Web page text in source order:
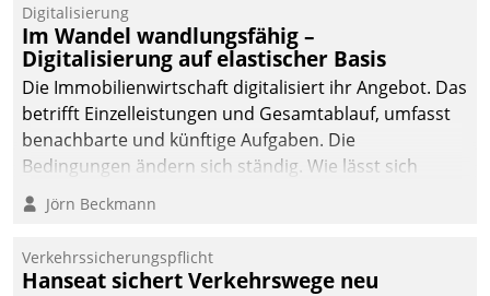
Digitalisierung
Im Wandel wandlungsfähig –
Digitalisierung auf elastischer Basis
Die Immobilienwirtschaft digitalisiert ihr Angebot. Das
betrifft Einzelleistungen und Gesamtablauf, umfasst
benachbarte und künftige Aufgaben. Die
Bedingungen ändern sich ständig. Wie lässt sich
technisch die Kontrolle wahren und zugleich Freiraum
fürs Wachsen öffnen?
Jörn Beckmann
Verkehrssicherungspflicht
Hanseat sichert Verkehrswege neu